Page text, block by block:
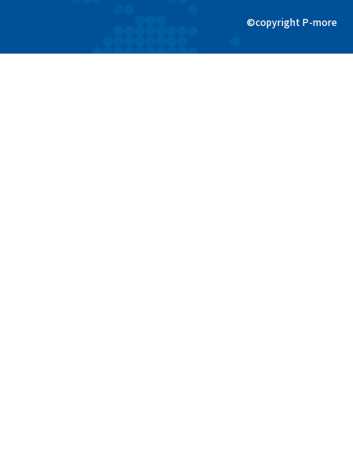
©copyright P-more